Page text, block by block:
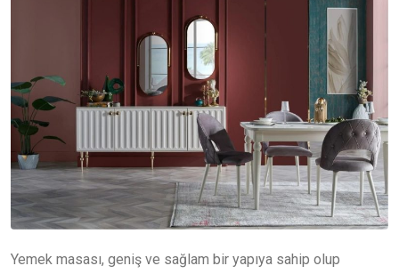
Yemek masası, geniş ve sağlam bir yapıya sahip olup